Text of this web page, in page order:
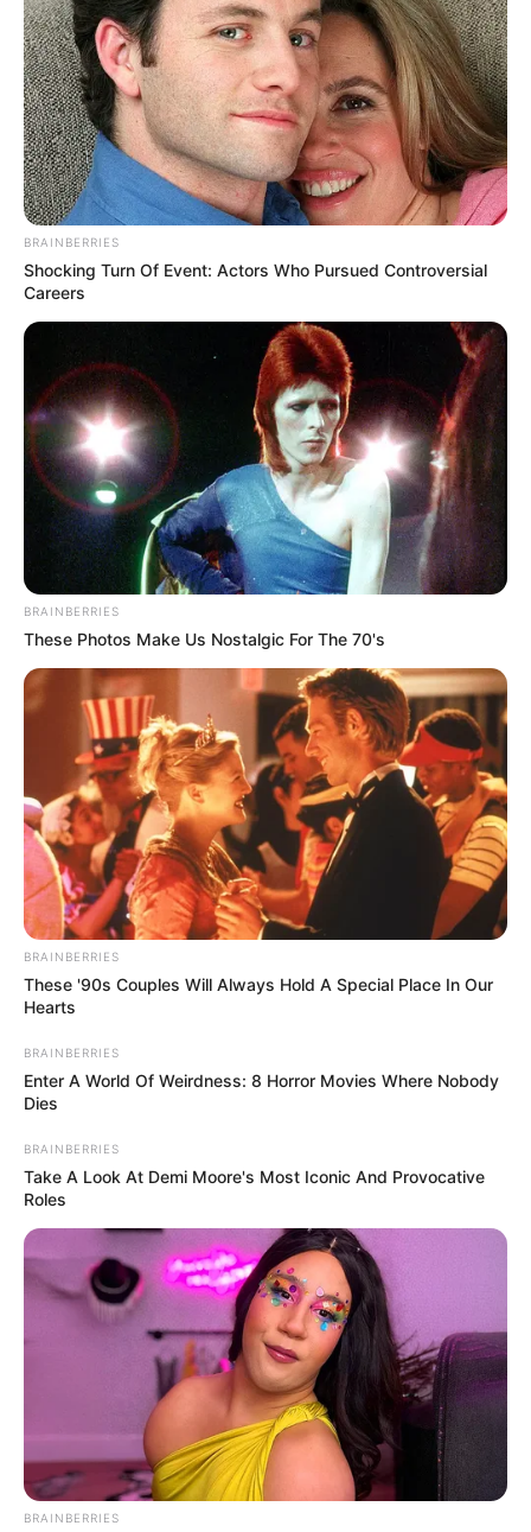
Para quienes buscan una opción económica y
natural, esta receta casera permite disfrutar de los
beneficios del té de laurel con ingredientes
adicionales que potencian su acción.
3 hojas secas de laurel
1 rodaja de jengibre fresco
1 cucharadita de miel (opcional)
Jugo de medio limón
Instrucciones
Recibe Nuestras Mejores
BRAINBERRIES
Shocking Turn Of Event: Actors Who Pursued Controversial
Careers
BRAINBERRIES
These Photos Make Us Nostalgic For The 70's
BRAINBERRIES
These '90s Couples Will Always Hold A Special Place In Our
Hearts
BRAINBERRIES
Enter A World Of Weirdness: 8 Horror Movies Where Nobody
Dies
BRAINBERRIES
Take A Look At Demi Moore's Most Iconic And Provocative
Roles
BRAINBERRIES